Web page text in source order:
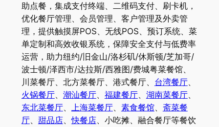
助点餐，集成支付终端、二维码支付、刷卡机，
优化餐厅管理、会员管理、客户管理及外卖管
理，提供触摸屏POS、无线POS、预订系统、菜
单定制和高效收银系统，保障安全支付与低费率
运营，助力纽约/旧金山/洛杉矶/休斯顿/芝加哥/
波士顿/泽西市/达拉斯/西雅图/费城粤菜餐馆、
川菜餐厅、北方菜餐厅、港式餐厅、 台湾餐厅、
火锅餐厅、 潮汕餐厅、 福建餐厅、 湖南菜餐厅、
东北菜餐厅、 上海菜餐厅、 素食餐馆、 斋菜餐
厅、 甜品店、快餐店、小吃摊、融合餐厅等餐饮